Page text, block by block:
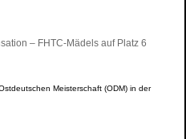
Meisterschaft (ODM) in der